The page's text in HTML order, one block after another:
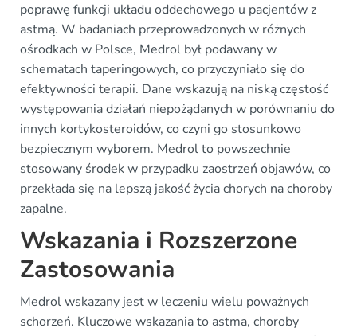
poprawę funkcji układu oddechowego u pacjentów z
astmą. W badaniach przeprowadzonych w różnych
ośrodkach w Polsce, Medrol był podawany w
schematach taperingowych, co przyczyniało się do
efektywności terapii. Dane wskazują na niską częstość
występowania działań niepożądanych w porównaniu do
innych kortykosteroidów, co czyni go stosunkowo
bezpiecznym wyborem. Medrol to powszechnie
stosowany środek w przypadku zaostrzeń objawów, co
przekłada się na lepszą jakość życia chorych na choroby
zapalne.
Wskazania i Rozszerzone
Zastosowania
Medrol wskazany jest w leczeniu wielu poważnych
schorzeń. Kluczowe wskazania to astma, choroby